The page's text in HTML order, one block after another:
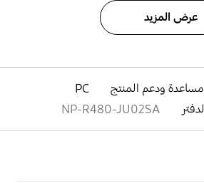
عرض المزيد
مساعدة ودعم المنتج
PC
NP-R480-JU02SA